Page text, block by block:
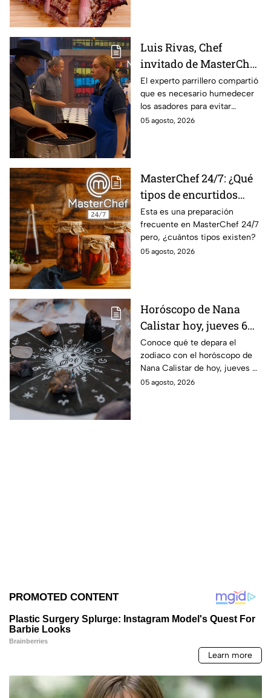
Luis Rivas, Chef
invitado de MasterChef
24/7 destaca la
importancia del agua
para la preparación de
cualquier asado
El experto parrillero compartió
que es necesario humedecer
los asadores para evitar
accidentes
05 agosto, 2026
MasterChef 24/7: ¿Qué
tipos de encurtidos
hay?
Esta es una preparación
frecuente en MasterChef 24/7
pero, ¿cuántos tipos existen?
05 agosto, 2026
Horóscopo de Nana
Calistar hoy, jueves 6
de agosto: a estos
signos se les abren las
puertas del dinero
Conoce qué te depara el
zodiaco con el horóscopo de
Nana Calistar de hoy, jueves 6
de agosto. ¿Será dinero o
05 agosto, 2026